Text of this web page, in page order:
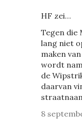
HF zei…
Tegen die
lang niet
maken
wordt
de
daarvan
8